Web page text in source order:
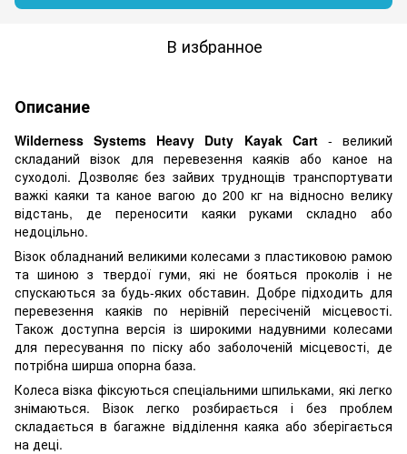
В избранное
Описание
Wilderness Systems Heavy Duty Kayak Cart- великий
складаний візок для перевезення каяків або каное на
суходолі. Дозволяє без зайвих труднощів транспортувати
важкі каяки та каное вагою до 200 кг на відносно велику
відстань, де переносити каяки руками складно або
недоцільно.
Візок обладнаний великими колесами з пластиковою рамою
та шиною з твердої гуми, які не бояться проколів і не
спускаються за будь-яких обставин. Добре підходить для
перевезення каяків по нерівній пересіченій місцевості.
Також доступна версія із широкими надувними колесами
для пересування по піску або заболоченій місцевості, де
потрібна ширша опорна база.
Колеса візка фіксуються спеціальними шпильками, які легко
знімаються. Візок легко розбирається і без проблем
складається в багажне відділення каяка або зберігається
на деці.